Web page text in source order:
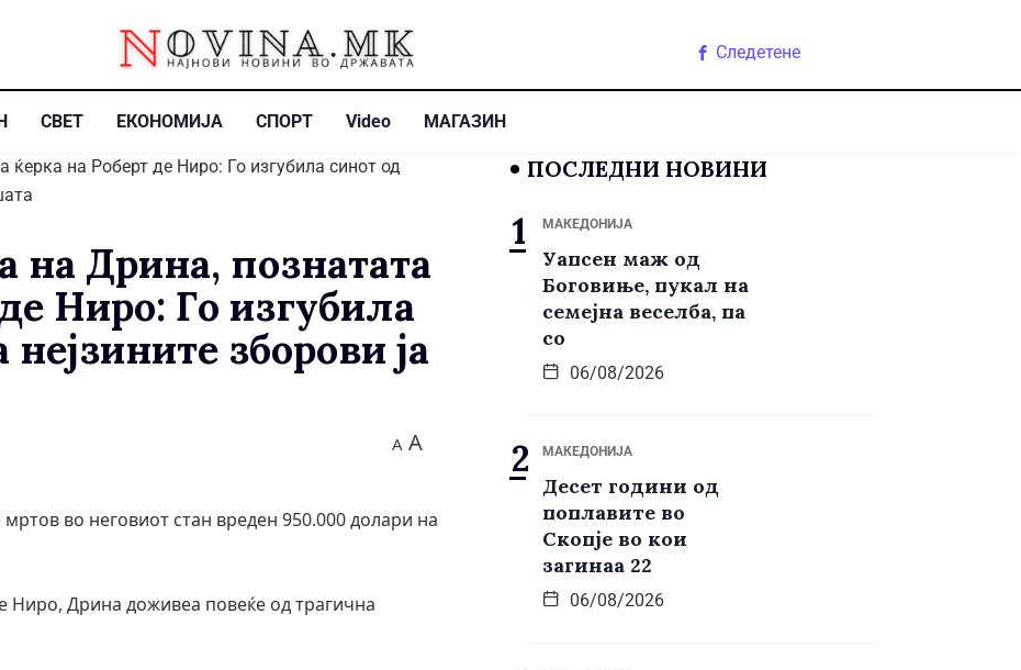
Следетене
СВЕТ ЕКОНОМИЈА СПОРТ Video МАГАЗИН
на Дрина, познатата
Ниро: Го изгубила
зборови ја
A A
во неговиот стан вреден 950.000 долари на
Ниро, Дрина доживеа повеќе од трагична
ПОСЛЕДНИ НОВИНИ
МАКЕДОНИЈА
Уапсен маж од
Боговиње, пукал на
семејна веселба, па
со
06/08/2026
МАКЕДОНИЈА
Десет години од
поплавите во
Скопје во кои
загинаа 22
06/08/2026